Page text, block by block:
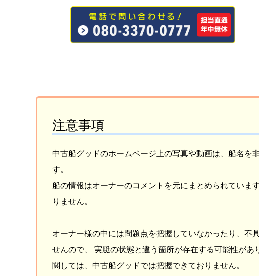
注意事項
中古船グッドのホームページ上の写真や動画は、船名を
す。
船の情報はオーナーのコメントを元にまとめられていま
りません。
オーナー様の中には問題点を把握していなかったり、不
せんので、 実艇の状態と違う箇所が存在する可能性が
関しては、中古船グッドでは把握できておりません。